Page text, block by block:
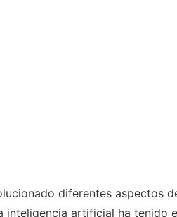
diferentes aspectos
artificial ha tenido